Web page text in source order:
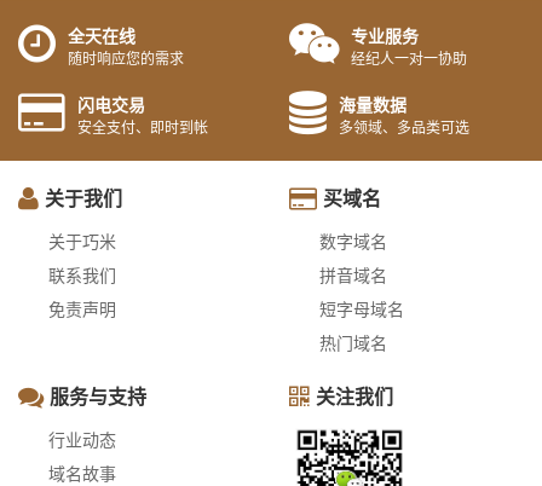
全天在线
随时响应您的需求
专业服务
经纪人一对一协助
闪电交易
安全支付、即时到帐
海量数据
多领域、多品类可选
关于我们
关于巧米
联系我们
免责声明
买域名
数字域名
拼音域名
短字母域名
热门域名
服务与支持
行业动态
域名故事
关注我们